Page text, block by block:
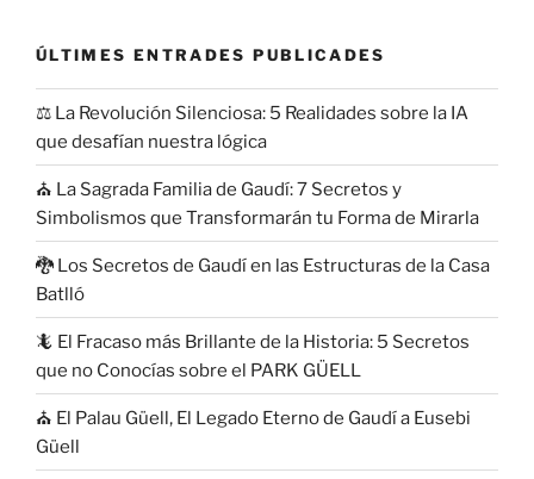
ÚLTIMES ENTRADES PUBLICADES
⚖️ La Revolución Silenciosa: 5 Realidades sobre la IA
que desafían nuestra lógica
⛪ La Sagrada Familia de Gaudí: 7 Secretos y
Simbolismos que Transformarán tu Forma de Mirarla
🐉 Los Secretos de Gaudí en las Estructuras de la Casa
Batlló
🦎 El Fracaso más Brillante de la Historia: 5 Secretos
que no Conocías sobre el PARK GÜELL
⛪ El Palau Güell, El Legado Eterno de Gaudí a Eusebi
Güell